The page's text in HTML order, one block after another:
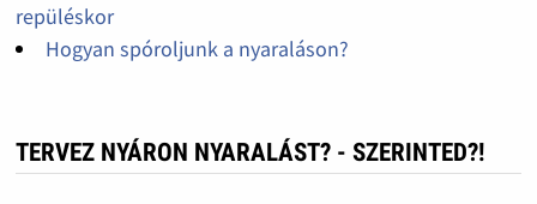
repüléskor
Hogyan spóroljunk a nyaraláson?
TERVEZ NYÁRON NYARALÁST? - SZERINTED?!